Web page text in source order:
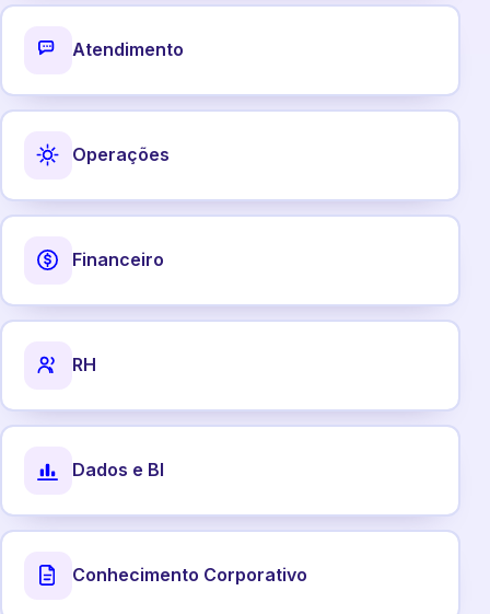
Atendimento
Operações
Financeiro
RH
Dados e BI
Conhecimento Corporativo